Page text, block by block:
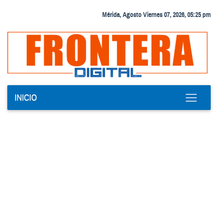
Mérida, Agosto Viernes 07, 2026, 05:25 pm
INICIO